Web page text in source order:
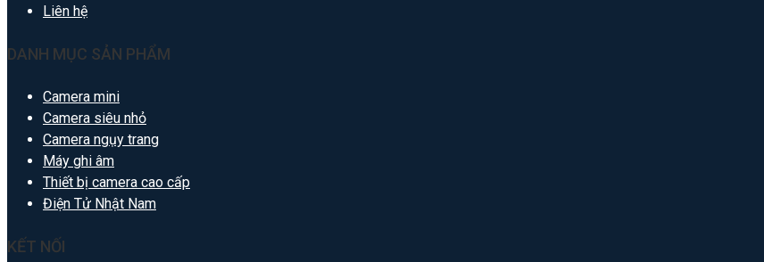
Liên hệ
DANH MỤC SẢN PHẨM
Camera mini
Camera siêu nhỏ
Camera ngụy trang
Máy ghi âm
Thiết bị camera cao cấp
Điện Tử Nhật Nam
KẾT NỐI